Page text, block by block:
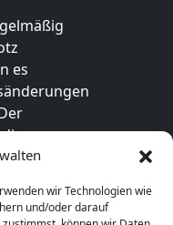
wir Technologien wie
und/oder darauf
es
sind
Bitte